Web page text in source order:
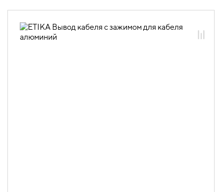
06.01.13.03 ЭУИ ETIKA: цвет